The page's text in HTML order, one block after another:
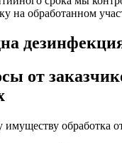
на обработанном
от
обработка